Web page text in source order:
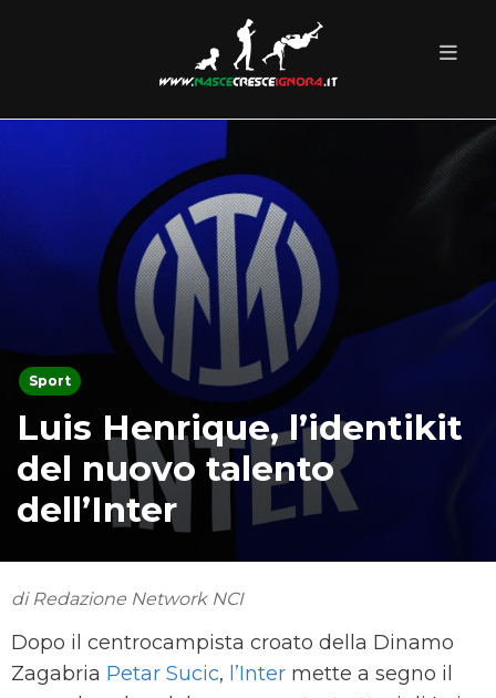
Sport
Luis Henrique, l’identikit
del nuovo talento
dell’Inter
di Redazione Network NCI
Dopo il centrocampista croato della Dinamo
Zagabria Petar Sucic, l’Inter mette a segno il